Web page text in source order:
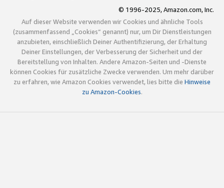
© 1996-2025, Amazon.com, Inc.
Auf dieser Website verwenden wir Cookies und ähnliche Tools
(zusammenfassend „Cookies“ genannt) nur, um Dir Dienstleistungen
anzubieten, einschließlich Deiner Authentifizierung, der Erhaltung
Deiner Einstellungen, der Verbesserung der Sicherheit und der
Bereitstellung von Inhalten. Andere Amazon-Seiten und -Dienste
können Cookies für zusätzliche Zwecke verwenden. Um mehr darüber
zu erfahren, wie Amazon Cookies verwendet, lies bitte die Hinweise
zu Amazon-Cookies.